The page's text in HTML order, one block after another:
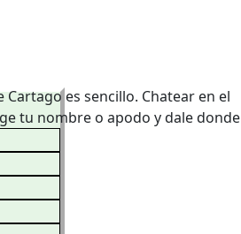
es sencillo. Chatear en el
tu nombre o apodo y dale donde